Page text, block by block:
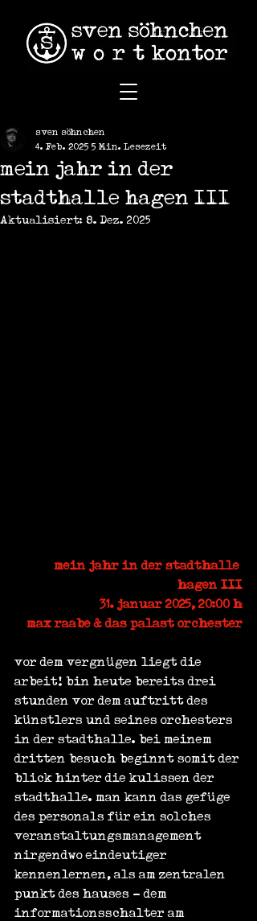
mein jahr in der
stadthalle hagen III
sven söhnchen
4. Feb. 2025 5 Min. Lesezeit
Aktualisiert: 8. Dez. 2025
mein jahr in der stadthalle
hagen III
31. januar 2025, 20:00 h
max raabe & das palast orchester
vor dem vergnügen liegt die
arbeit! bin heute bereits drei
stunden vor dem auftritt des
künstlers und seines orchesters
in der stadthalle. bei meinem
dritten besuch beginnt somit der
blick hinter die kulissen der
stadthalle. man kann das gefüge
des personals für ein solches
veranstaltungsmanagement
nirgendwo eindeutiger
kennenlernen, als am zentralen
punkt des hauses - dem
informationsschalter am